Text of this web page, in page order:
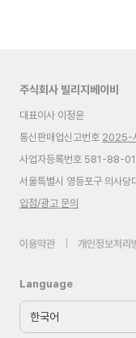
주식회사 빌리지베이비
대표이사 이정윤
통신판매업신고번호 2025-
사업자등록번호 581-88-
서울특별시 영등포구 의사
입점/광고 문의
이용약관 개인정보처리
Language